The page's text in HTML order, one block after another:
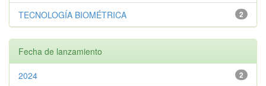
2
TECNOLOGÍA BIOMÉTRICA
Fecha de lanzamiento
2
2024